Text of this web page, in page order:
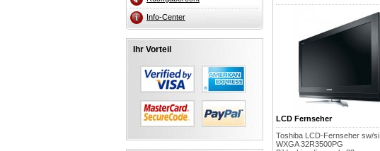
Info-Center
Ihr Vorteil
LCD Fernseher
Toshiba LCD-Fernseher sw/si
WXGA 32R3500PG